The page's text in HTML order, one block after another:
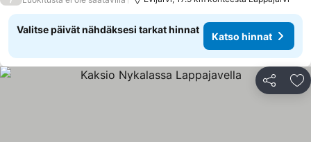
Valitse päivät nähdäksesi tarkat hinnat
Katso hinnat
Jaa